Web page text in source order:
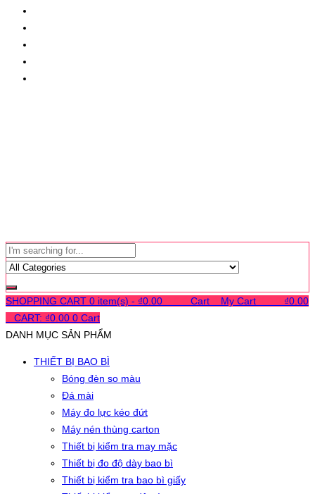
SHOPPING CART 0 item(s) - ₫0.00 Cart My Cart ₫0.00
CART: ₫0.00 0 Cart
DANH MỤC SẢN PHẨM
THIẾT BỊ BAO BÌ
Bóng đèn so màu
Đá mài
Máy đo lực kéo đứt
Máy nén thùng carton
Thiết bị kiểm tra may mặc
Thiết bị đo độ dày bao bì
Thiết bị kiểm tra bao bì giấy